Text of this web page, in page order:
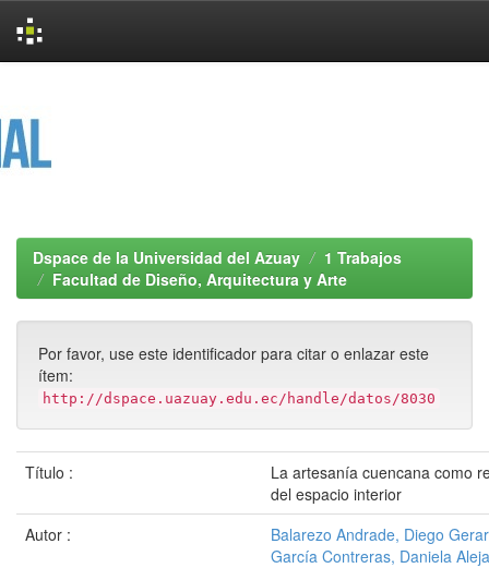
Dspace de la Universidad del Azuay
1 Trabajos
Facultad de Diseño, Arquitectura y Arte
Por favor, use este identificador para citar o enlazar este
ítem:
http://dspace.uazuay.edu.ec/handle/datos/8030
Título :
La artesanía cuencana como
del espacio interior
Autor :
Balarezo Andrade, Diego
García Contreras, Daniela